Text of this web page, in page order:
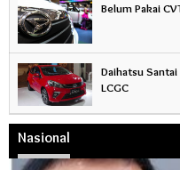
Belum Pakai
Daihatsu
LCGC
Nasional